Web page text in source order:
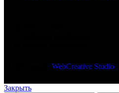
WebCreative Studio
Закрыть